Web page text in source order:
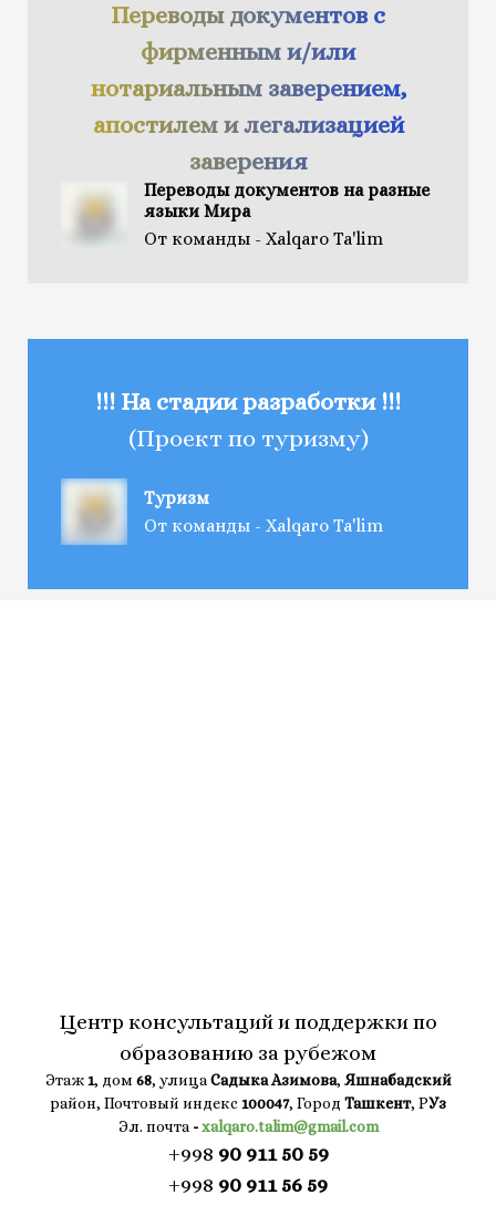
Переводы документов с
фирменным и/или
нотариальным заверением,
апостилем и легализацией
заверения
Переводы документов на разные
языки Мира
От команды - Xalqaro Ta'lim
!!! На стадии разработки !!!
(Проект по туризму)
Туризм
От команды - Xalqaro Ta'lim
Центр консультаций и поддержки по
образованию за рубежом
Этаж 1, дом 68, улицаСадыка Азимова, Яшнабадский
район, Почтовый индекс 100047, Город Ташкент, РУз
Эл. почта-xalqaro.talim@gmail.com
+998 90 911 50 59
+998 90 911 56 59